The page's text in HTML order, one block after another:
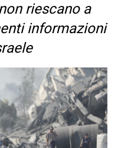
riescano a
informazioni